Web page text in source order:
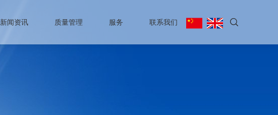
新闻资讯 质量管理 服务 联系我们